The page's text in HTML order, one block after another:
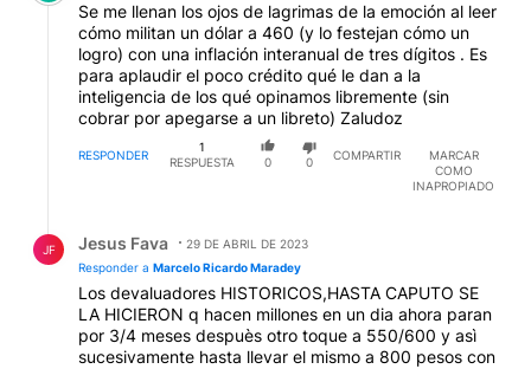
Se me llenan los ojos de lagrimas de la emoción al leer
cómo militan un dólar a 460 (y lo festejan cómo un
logro) con una inflación interanual de tres dígitos . Es
para aplaudir el poco crédito qué le dan a la
inteligencia de los qué opinamos libremente (sin
cobrar por apegarse a un libreto) Zaludoz
RESPONDER
1
RESPUESTA
0 0
COMPARTIR
MARCAR
COMO
INAPROPIADO
JF Jesus Fava
29 DE ABRIL DE 2023
Responder a Marcelo Ricardo Maradey
Los devaluadores HISTORICOS,HASTA CAPUTO SE
LA HICIERON q hacen millones en un dia ahora paran
por 3/4 meses despuès otro toque a 550/600 y asì
sucesivamente hasta llevar el mismo a 800 pesos con